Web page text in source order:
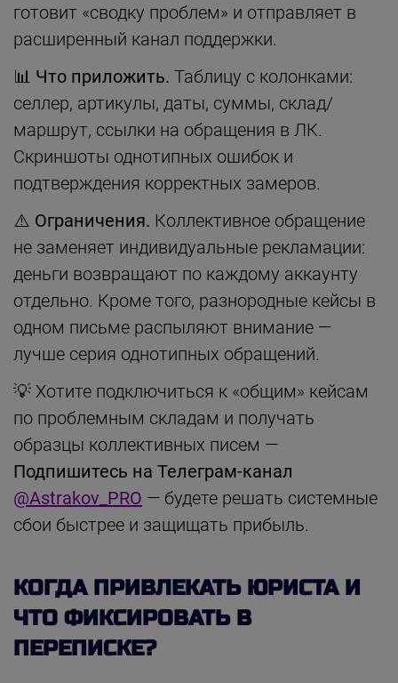
готовит «сводку проблем» и отправляет в
расширенный канал поддержки.
📊 Что приложить. Таблицу с колонками:
селлер, артикулы, даты, суммы, склад/
маршрут, ссылки на обращения в ЛК.
Скриншоты однотипных ошибок и
подтверждения корректных замеров.
⚠️ Ограничения. Коллективное обращение
не заменяет индивидуальные рекламации:
деньги возвращают по каждому аккаунту
отдельно. Кроме того, разнородные кейсы в
одном письме распыляют внимание —
лучше серия однотипных обращений.
💡 Хотите подключиться к «общим» кейсам
по проблемным складам и получать
образцы коллективных писем —
Подпишитесь на Телеграм-канал
@Astrakov_PRO — будете решать системные
сбои быстрее и защищать прибыль.
КОГДА ПРИВЛЕКАТЬ ЮРИСТА И
ЧТО ФИКСИРОВАТЬ В
ПЕРЕПИСКЕ?